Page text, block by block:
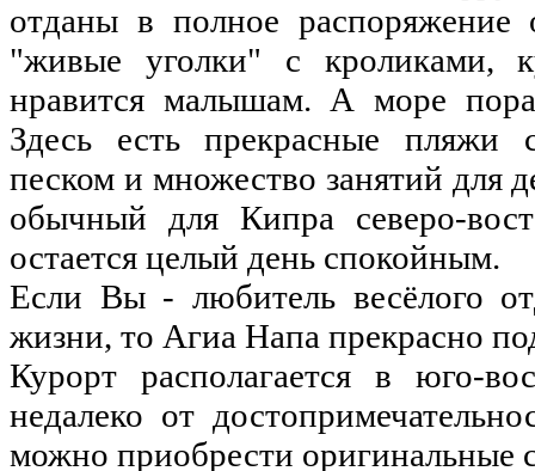
отданы в полное
"живые уголки" с кроликами,
нравится малышам. А море
Здесь есть прекрасные пляжи
песком и множество занятий для
обычный для Кипра северо-
остается целый день спокойным.
Если Вы - любитель весёлого
жизни, то Агиа Напа прекрасно
Курорт располагается в юго-
недалеко от
можно приобрести оригинальные